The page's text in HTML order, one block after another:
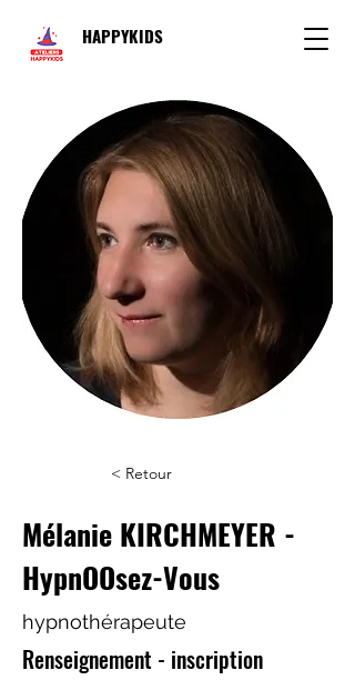
HAPPYKIDS
< Retour
Mélanie KIRCHMEYER -
HypnOOsez-Vous
hypnothérapeute
Renseignement - inscription